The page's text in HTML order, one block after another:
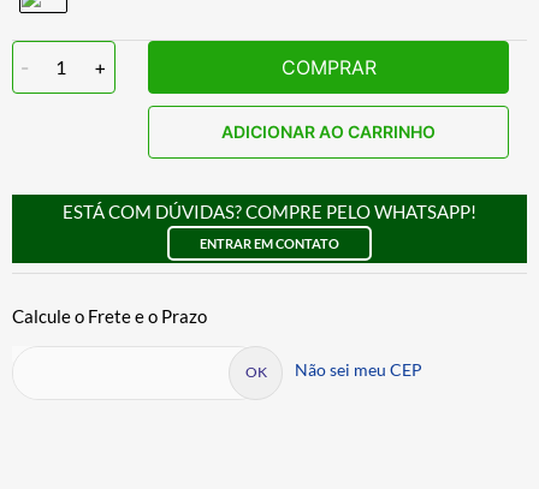
- 1 + COMPRAR
ADICIONAR AO CARRINHO
ESTÁ COM DÚVIDAS? COMPRE PELO WHATSAPP!
ENTRAR EM CONTATO
Não sei meu CEP